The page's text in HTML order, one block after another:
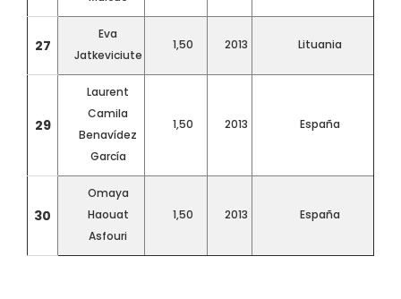
27
Eva
Jatkeviciute
1,50 2013 Lituania
29
Laurent
Camila
Benavídez
García
1,50 2013 España
30
Omaya
Haouat
Asfouri
1,50 2013 España